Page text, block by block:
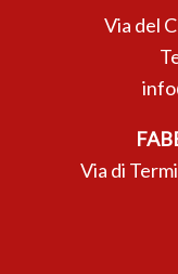
Via del
Via di